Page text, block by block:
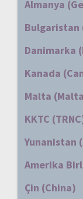
Almanya
Bulgaristan
Danimarka
Kanada
Malta
KKTC
Yunanistan
Amerika
Çin (China)